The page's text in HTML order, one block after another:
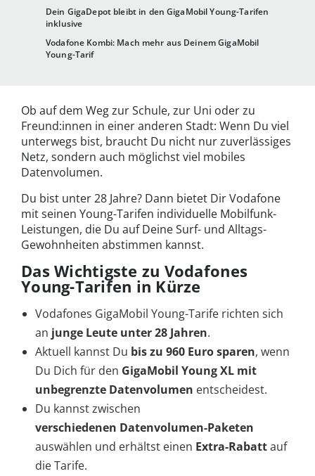
Dein GigaDepot bleibt in den GigaMobil Young-Tarifen
inklusive
Vodafone Kombi: Mach mehr aus Deinem GigaMobil
Young-Tarif
Ob auf dem Weg zur Schule, zur Uni oder zu
Freund:innen in einer anderen Stadt: Wenn Du viel
unterwegs bist, braucht Du nicht nur zuverlässiges
Netz, sondern auch möglichst viel mobiles
Datenvolumen.
Du bist unter 28 Jahre? Dann bietet Dir Vodafone
mit seinen Young-Tarifen individuelle Mobilfunk-
Leistungen, die Du auf Deine Surf- und Alltags-
Gewohnheiten abstimmen kannst.
Das Wichtigste zu Vodafones
Young-Tarifen in Kürze
Vodafones GigaMobil Young-Tarife richten sich
an junge Leute unter 28 Jahren.
Aktuell kannst Du bis zu 960 Euro sparen, wenn
Du Dich für den GigaMobil Young XL mit
unbegrenzte Datenvolumen entscheidest.
Du kannst zwischen
verschiedenen Datenvolumen-Paketen
auswählen und erhältst einen Extra-Rabattauf
die Tarife.